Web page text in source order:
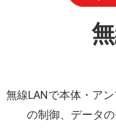
無線LANで本体・ア
の制御、データ